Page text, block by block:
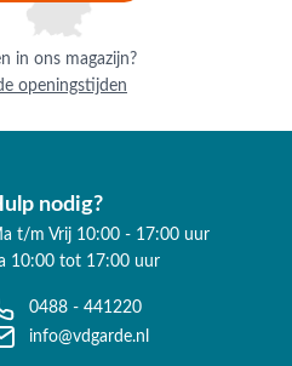
in ons magazijn?
openingstijden
nodig?
t/m Vrij 10:00 - 17:00 uur
10:00 tot 17:00 uur
0488 - 441220
info@vdgarde.nl